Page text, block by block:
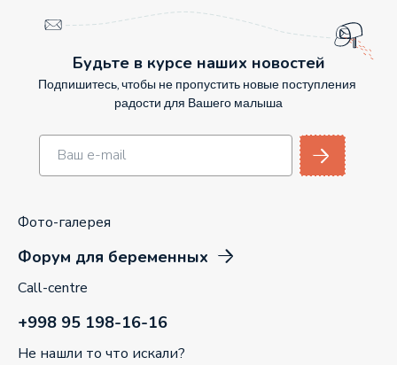
Будьте в курсе наших новостей
Подпишитесь, чтобы не пропустить новые поступления
радости для Вашего малыша
Фото-галерея
Форум для беременных
Call-centre
+998 95 198-16-16
Не нашли то что искали?